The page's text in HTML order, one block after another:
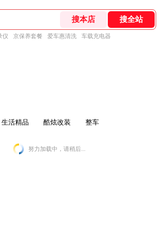
仪 京保养套餐 爱车惠清洗 车载充电器
生活精品 酷炫改装 整车
努力加载中，请稍后...